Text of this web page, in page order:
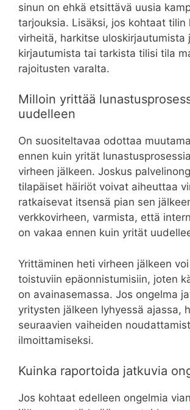
sinun on ehkä etsittävä uusia
tarjouksia. Lisäksi, jos kohtaat tilin
virheitä, harkitse uloskirjautumista
kirjautumista tai tarkista tilisi tila
rajoitusten varalta.
Milloin yrittää
uudelleen
On suositeltavaa odottaa
ennen kuin yrität
virheen jälkeen. Joskus
tilapäiset häiriöt voivat aiheuttaa
ratkaisevat itsensä pian sen
verkkovirheen, varmista, että
on vakaa ennen kuin yrität
Yrittäminen heti virheen jälkeen
toistuviin epäonnistumisiin, joten
on avainasemassa. Jos ongelma
yritysten jälkeen lyhyessä ajassa,
seuraavien vaiheiden
ilmoittamiseksi.
Kuinka raportoida jatkuvia
Jos kohtaat edelleen ongelmia